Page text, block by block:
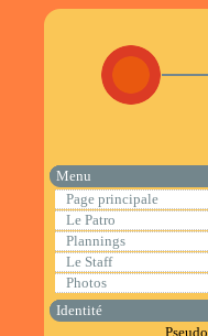
Menu
Page principale
Le Patro
Plannings
Le Staff
Photos
Identité
Pseudo